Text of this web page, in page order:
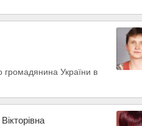
громадянина України в